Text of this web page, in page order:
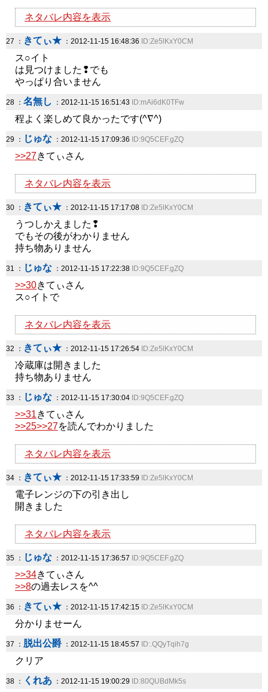
ネタバレ内容を表示
27 ： きてぃ★ ：2012-11-15 16:48:36 ID:Ze5lKxY0CM
ス○イト
は見つけました❢でも
やっぱり合いません
28 ： 名無し ：2012-11-15 16:51:43 ID:mAi6dK0TFw
程よく楽しめて良かったです(^∇^)
29 ： じゅな ：2012-11-15 17:09:36 ID:9Q5CEF.gZQ
>>27きてぃさん
ネタバレ内容を表示
30 ： きてぃ★ ：2012-11-15 17:17:08 ID:Ze5lKxY0CM
うつしかえました❢
でもその後がわかりません
持ち物ありません
31 ： じゅな ：2012-11-15 17:22:38 ID:9Q5CEF.gZQ
>>30きてぃさん
ス○イトで
ネタバレ内容を表示
32 ： きてぃ★ ：2012-11-15 17:26:54 ID:Ze5lKxY0CM
冷蔵庫は開きました
持ち物ありません
33 ： じゅな ：2012-11-15 17:30:04 ID:9Q5CEF.gZQ
>>31きてぃさん
>>25>>27を読んでわかりました
ネタバレ内容を表示
34 ： きてぃ★ ：2012-11-15 17:33:59 ID:Ze5lKxY0CM
電子レンジの下の引き出し
開きました
ネタバレ内容を表示
35 ： じゅな ：2012-11-15 17:36:57 ID:9Q5CEF.gZQ
>>34きてぃさん
>>8の過去レスを^^
36 ： きてぃ★ ：2012-11-15 17:42:15 ID:Ze5lKxY0CM
分かりませーん
37 ： 脱出公爵 ：2012-11-15 18:45:57 ID:.QQyTqih7g
クリア
38 ： くれあ ：2012-11-15 19:00:29 ID:80QUBdMk5s